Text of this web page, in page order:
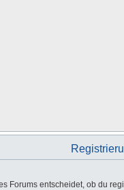
entscheidet, ob du